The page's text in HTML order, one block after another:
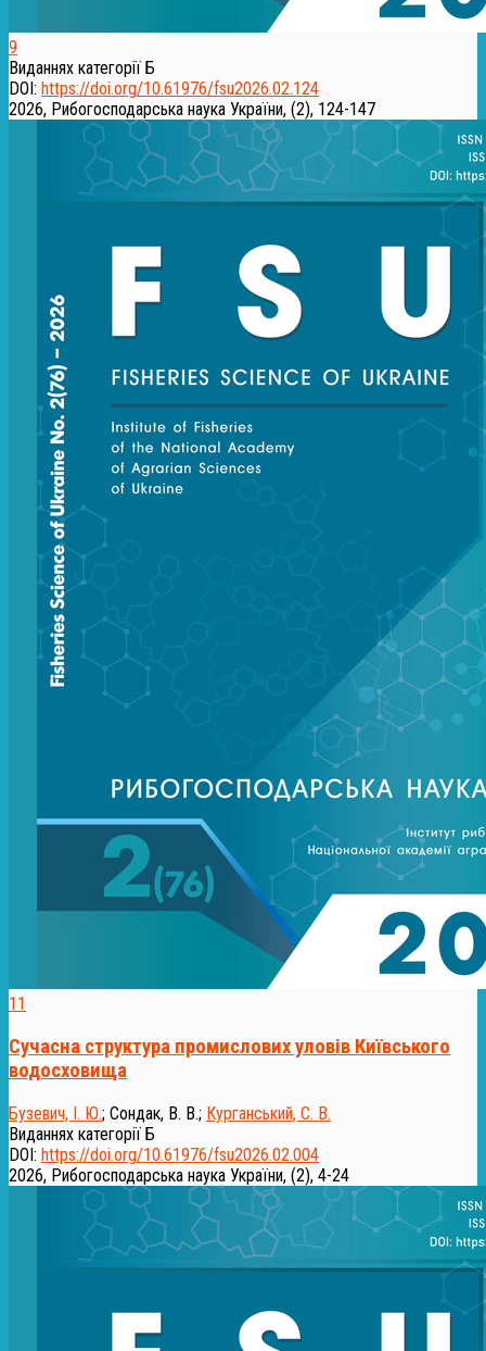
9
Виданнях категорії Б
DOI: https://doi.org/10.61976/fsu2026.02.124
2026, Рибогосподарська наука України, (2), 124-147
11
Сучасна структура промислових уловів Київського
водосховища
Бузевич, І. Ю.; Сондак, В. В.; Курганський, С. В.
Виданнях категорії Б
DOI: https://doi.org/10.61976/fsu2026.02.004
2026, Рибогосподарська наука України, (2), 4-24